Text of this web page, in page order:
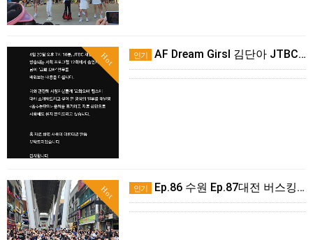
Hot 인기 AF Dream Girsl 김단아 JTBC 깜짝등장!
Hot 인기 Ep.86 수원 Ep.87대전 버스킹후기